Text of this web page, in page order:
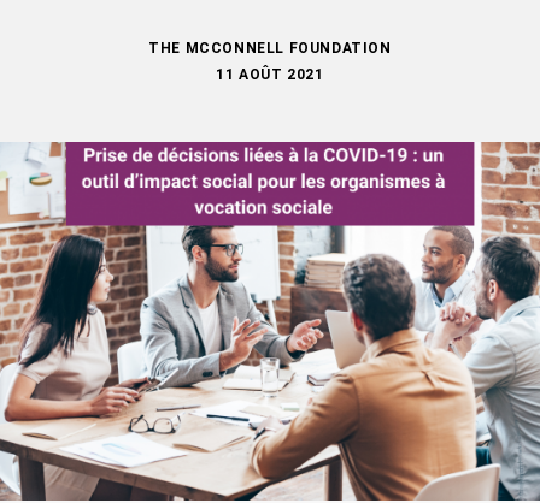
THE MCCONNELL FOUNDATION
11 AOÛT 2021